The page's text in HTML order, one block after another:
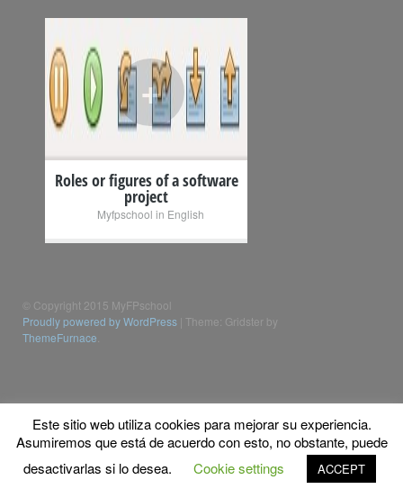
+
Roles or figures of a software
project
Myfpschool in English
© Copyright 2015 MyFPschool
Proudly powered by WordPress Theme: Gridster by
ThemeFurnace
Este sitio web utiliza cookies para mejorar su experiencia.
Asumiremos que está de acuerdo con esto, no obstante, puede
desactivarlas si lo desea.
Cookie settings ACCEPT